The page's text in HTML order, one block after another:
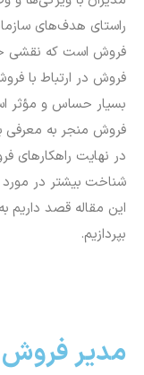
راستای هدف‌های
فروش است که نقشی
فروش در ارتباط با
بسیار حساس و مؤثر
فروش منجر به معرفی
در نهایت
شناخت بیشتر در
این مقاله قصد
بپردازیم.
مدیر